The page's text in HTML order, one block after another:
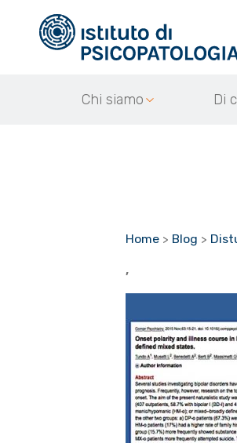
Chi siamo Di
Home > Blog >
,